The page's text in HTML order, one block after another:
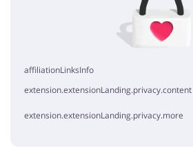
affiliationLinksInfo
extension.extensionLanding.privacy.content
extension.extensionLanding.privacy.more